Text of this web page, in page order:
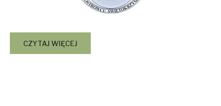
CZYTAJ WIĘCEJ